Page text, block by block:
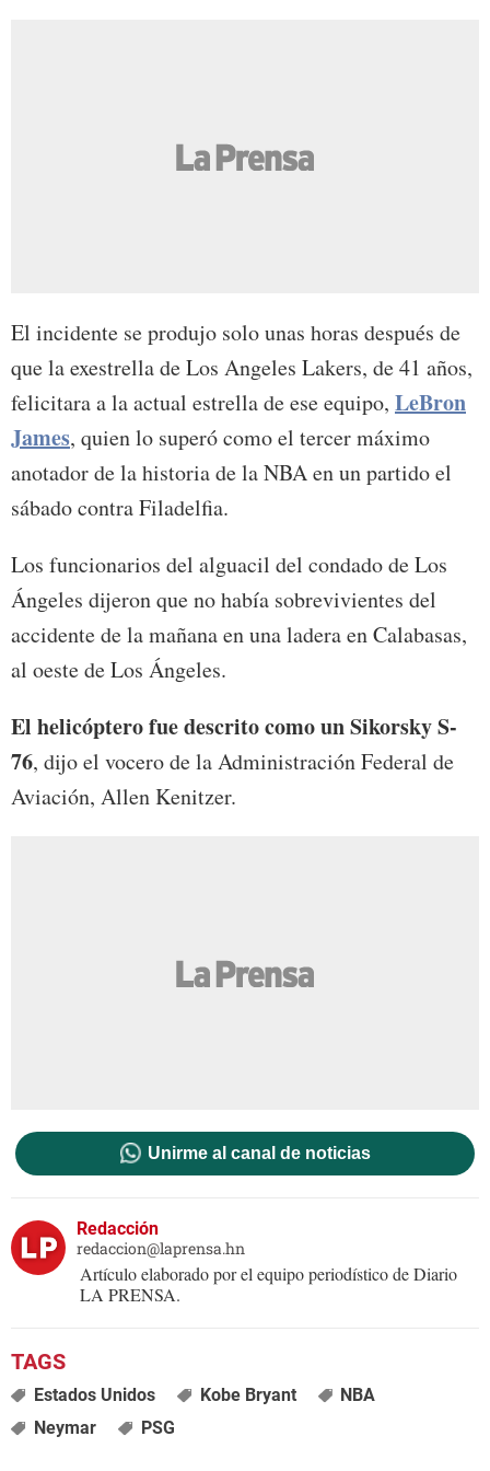
El incidente se produjo solo unas horas después de
que la exestrella de Los Angeles Lakers, de 41 años,
felicitara a la actual estrella de ese equipo, LeBron
James, quien lo superó como el tercer máximo
anotador de la historia de la NBA en un partido el
sábado contra Filadelfia.
Los funcionarios del alguacil del condado de Los
Ángeles dijeron que no había sobrevivientes del
accidente de la mañana en una ladera en Calabasas,
al oeste de Los Ángeles.
El helicóptero fue descrito como un Sikorsky S-
76, dijo el vocero de la Administración Federal de
Aviación, Allen Kenitzer.
Unirme al canal de noticias
Redacción
redaccion@laprensa.hn
Artículo elaborado por el equipo periodístico de Diario
LA PRENSA.
Estados Unidos Kobe Bryant
NBA
Neymar
PSG